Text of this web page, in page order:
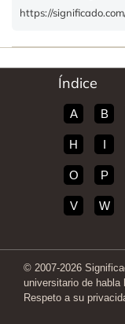
https://
Índice
A B
H I
O P
V W
© 2007-2026
universitario de habla
Respeto a su